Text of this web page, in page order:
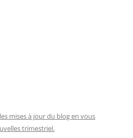
mises à jour du blog en vous
trimestriel.